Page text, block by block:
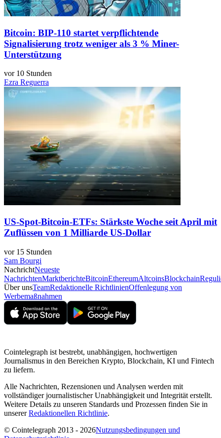
Bitcoin: BIP-110 startet verpflichtende
Signalisierung trotz weniger als 3 % Miner-
Unterstützung
vor 10 Stunden
Ezra Reguerra
US-Spot-Bitcoin-ETFs: Stärkste Woche seit April mit
Zuflüssen von 1 Milliarde US-Dollar
vor 15 Stunden
Sam Bourgi
NachrichtNeueste
NachrichtenMarktberichteBitcoinEthereumAltcoinsBlockchain
Über unsTeamRedaktionelle RichtlinienOffenlegung von
Werbemaßnahmen
Cointelegraph ist bestrebt, unabhängigen, hochwertigen
Journalismus in den Bereichen Krypto, Blockchain, KI und Fintech
zu liefern.
Alle Nachrichten, Rezensionen und Analysen werden mit
vollständiger journalistischer Unabhängigkeit und Integrität erstellt.
Weitere Details zu unseren Standards und Prozessen finden Sie in
unsererRedaktionellen Richtlinie.
© Cointelegraph 2013 - 2026Nutzungsbedingungen und